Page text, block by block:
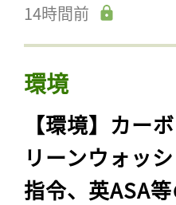
14時間前
環境
【環境】カー
リーンウォッ
指令、英ASA